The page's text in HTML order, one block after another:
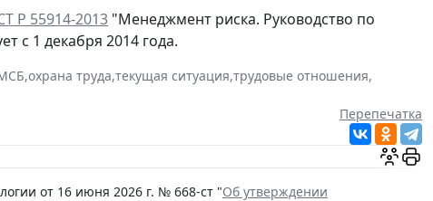
Р 55914-2013 "Менеджмент риска. Руководство по
с 1 декабря 2014 года.
,охрана труда,текущая ситуация,трудовые отношения,
Перепечатка
от 16 июня 2026 г. № 668-ст "Об утверждении